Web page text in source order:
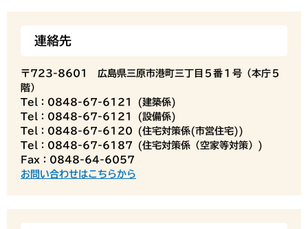
連絡先
〒723-8601 広島県三原市港町三丁目５番１号（本庁５
階）
Tel：0848-67-6121
建築係
Tel：0848-67-6121
設備係
Tel：0848-67-6120
住宅対策係(市営住宅)
Tel：0848-67-6187
住宅対策係（空家等対策）
Fax：0848-64-6057
お問い合わせはこちらから